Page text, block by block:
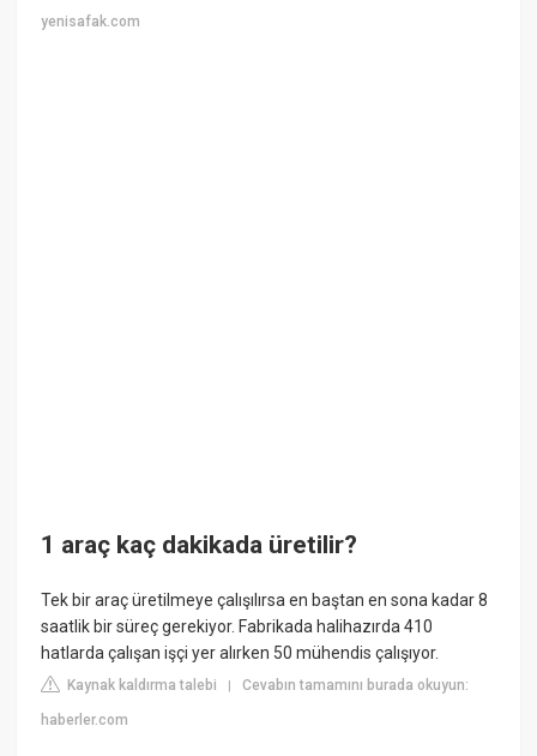
yenisafak.com
1 araç kaç dakikada üretilir?
Tek bir araç üretilmeye çalışılırsa en baştan en sona kadar 8
saatlik bir süreç gerekiyor. Fabrikada halihazırda 410
hatlarda çalışan işçi yer alırken 50 mühendis çalışıyor.
Kaynak kaldırma talebi |Cevabın tamamını burada okuyun:
haberler.com